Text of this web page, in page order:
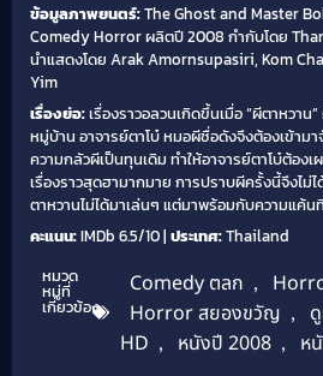
ข้อมูลภาพยนตร์:The Ghost and Master
Comedy Horror ผลิตปี 2008 กำกับโดย
นำแสดงโดย Arak Amornsupasiri, Kom
Yim
เรื่องย่อ:เรื่องราวอลวนเกิดขึ้นเมื่อ “ผีตาหวา
หมู่บ้าน อาจารย์ตาโบ๋ หมอผีชื่อดังจึงต้องเข้ามา
ความกลัวผีเป็นทุนเดิม ทำให้อาจารย์ตาโบ๋ต้อง
เรื่องราวสุดฮามากมาย การปราบผีครั้งนี้จึงไม่
ตาหวานไม่ได้มาเล่นๆ แต่มาพร้อมกับความแค้น
คะแนน:IMDb 6.5/10 | ประเทศ:Thailand
หมวด
หมู่ที่
เกี่ยวข้อง
Comedy ตลก ,
Horror สยองขวัญ ,
HD , หนังปี 2008 , ห